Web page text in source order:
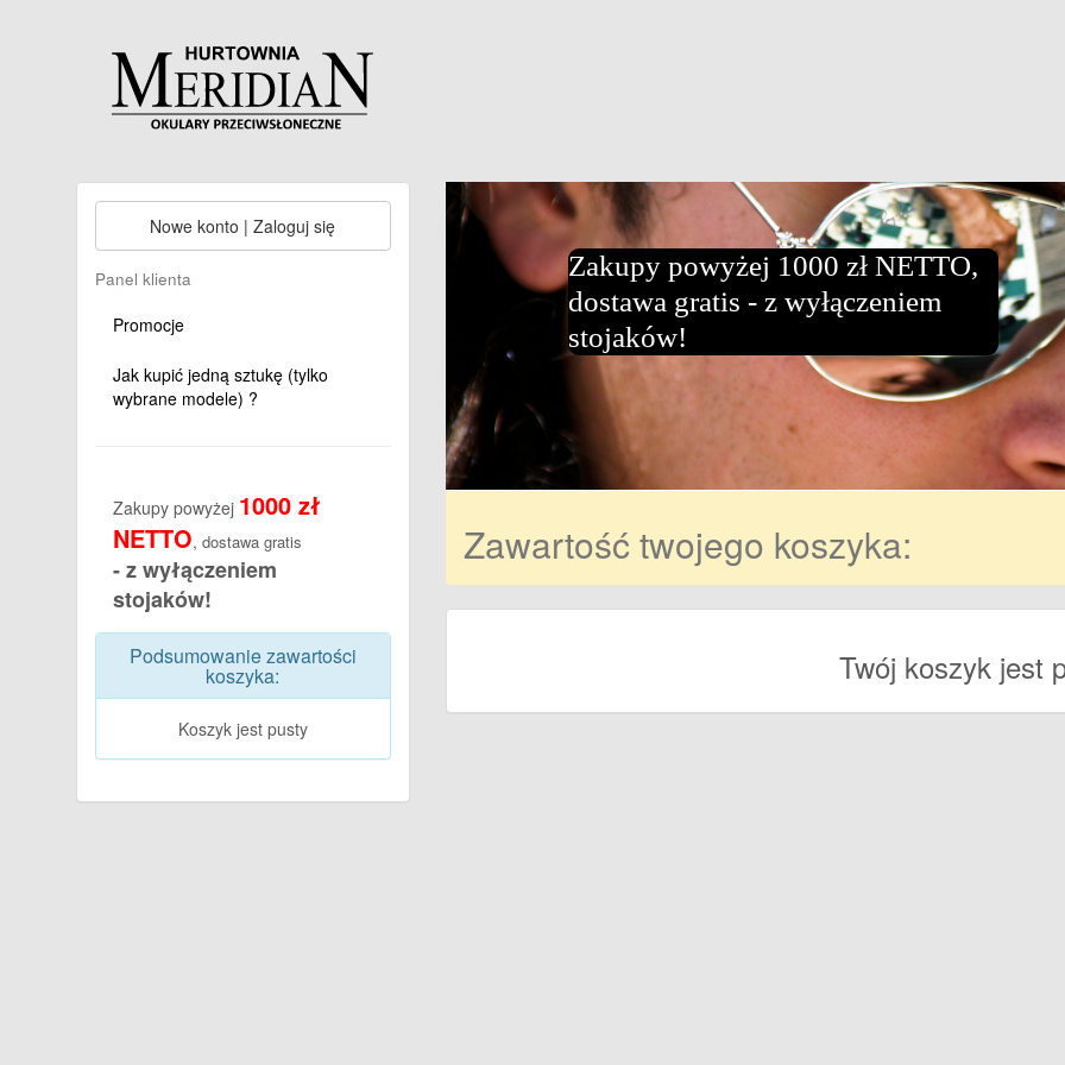
Nowe konto | Zaloguj się
Panel klienta
Promocje
Jak kupić jedną sztukę (tylko
wybrane modele) ?
Zakupy powyżej 1000 zł
NETTO, dostawa gratis
- z wyłączeniem
stojaków!
Podsumowanie zawartości
koszyka:
Koszyk jest pusty
Zakupy powyżej 1000 zł NETTO,
dostawa gratis - z wyłączeniem
stojaków!
Zawartość twojego koszyka:
Twój koszyk jest